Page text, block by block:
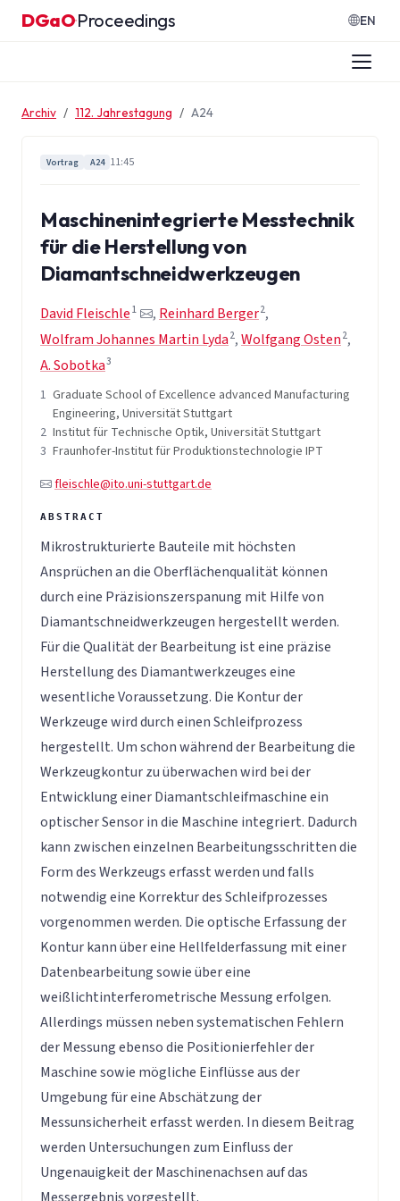
Zum Inhalt springen
DGaO·Proceedings EN
Archiv 112. Jahrestagung A24
Vortrag A24 11:45
Maschinenintegrierte Messtechnik
für die Herstellung von
Diamantschneidwerkzeugen
David Fleischle 1 , Reinhard Berger2,
Wolfram Johannes Martin Lyda 2,Wolfgang Osten 2,
A. Sobotka3
1 Graduate School of Excellence advanced Manufacturing
Engineering, Universität Stuttgart
2 Institut für Technische Optik, Universität Stuttgart
3 Fraunhofer-Institut für Produktionstechnologie IPT
fleischle@ito.uni-stuttgart.de
Mikrostrukturierte Bauteile mit höchsten
Ansprüchen an die Oberflächenqualität können
durch eine Präzisionszerspanung mit Hilfe von
Diamantschneidwerkzeugen hergestellt werden.
Für die Qualität der Bearbeitung ist eine präzise
Herstellung des Diamantwerkzeuges eine
wesentliche Voraussetzung. Die Kontur der
Werkzeuge wird durch einen Schleifprozess
hergestellt. Um schon während der Bearbeitung die
Werkzeugkontur zu überwachen wird bei der
Entwicklung einer Diamantschleifmaschine ein
optischer Sensor in die Maschine integriert. Dadurch
kann zwischen einzelnen Bearbeitungsschritten die
Form des Werkzeugs erfasst werden und falls
notwendig eine Korrektur des Schleifprozesses
vorgenommen werden. Die optische Erfassung der
Kontur kann über eine Hellfelderfassung mit einer
Datenbearbeitung sowie über eine
weißlichtinterferometrische Messung erfolgen.
Allerdings müssen neben systematischen Fehlern
der Messung ebenso die Positionierfehler der
Maschine sowie mögliche Einflüsse aus der
Umgebung für eine Abschätzung der
Messunsicherheit erfasst werden. In diesem Beitrag
werden Untersuchungen zum Einfluss der
Ungenauigkeit der Maschinenachsen auf das